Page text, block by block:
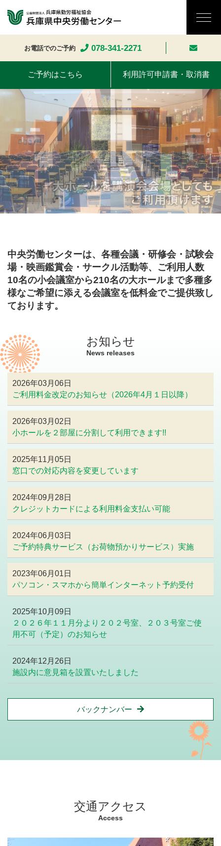
お電話でのご予約 078-341-2271
ご予約はこちら 利用許可申請書・取消書
中央労働センターは、各種会議・研修会・試験会
場・映画鑑賞会・サークル活動等、ご利用人数
10名の小会議室から210名の大ホールまで多種多
様なご希望に添える会議室を低料金でご提供致し
ております。
お知らせ
News releases
2026年03月06日
ご利用料金改定のお知らせ（2026年4月１日以降）
2026年03月02日
小ホールを２部屋に分割して利用できます!!
2025年11月05日
窓口での対応内容を変更しています
2024年09月28日
クレジットカードによる利用料金支払い可能
2024年06月03日
ご予約特典サービス（お荷物預かりサービス）実施
2023年06月01日
パソコン・スマホから簡単インターネット予約受付
2025年10月09日
２０２６年１１月分より２０２号室、２０３号室ご使
用不可（予定）のお知らせ
2024年12月26日
施設内に意見箱を設置いたしました
バックナンバー
交通アクセス
Access